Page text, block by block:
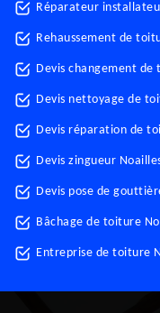
Réparateur
Rehaussement de
Devis changement de
Devis nettoyage de
Devis réparation de
Devis zingueur
Devis pose de
Bâchage de toiture
Entreprise de toiture